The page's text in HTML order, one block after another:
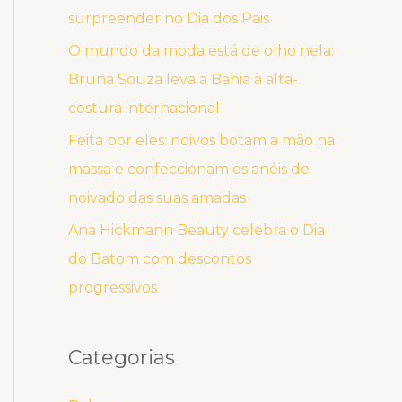
surpreender no Dia dos Pais
O mundo da moda está de olho nela:
Bruna Souza leva a Bahia à alta-
costura internacional
Feita por eles: noivos botam a mão na
massa e confeccionam os anéis de
noivado das suas amadas
Ana Hickmann Beauty celebra o Dia
do Batom com descontos
progressivos
Categorias